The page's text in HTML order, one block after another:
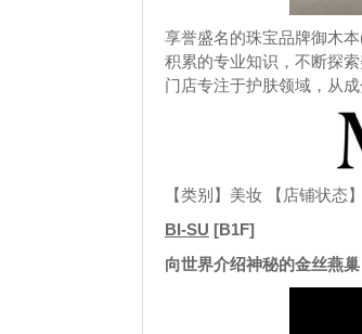
享誉盛名的珠宝品牌御木
积累的专业知识，不断探
门店专注于护肤领域，从
【类别】美妆 【店铺状态
BI-SU [B1F]
向世界介绍神秘的金丝燕